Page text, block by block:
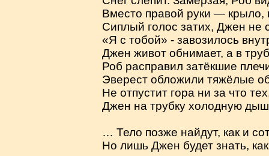
Вместо правой руки —
Сиплый голос затих, Джен не
«Я с тобой» - завозилось
Джен живот обнимает, а в
Роб расправил затёкшие
Эверест обложили тяжёлые
Не отпустит гора ни за что
Джен на трубку холодную
… Тело позже найдут, как и
Но лишь Джен будет знать,